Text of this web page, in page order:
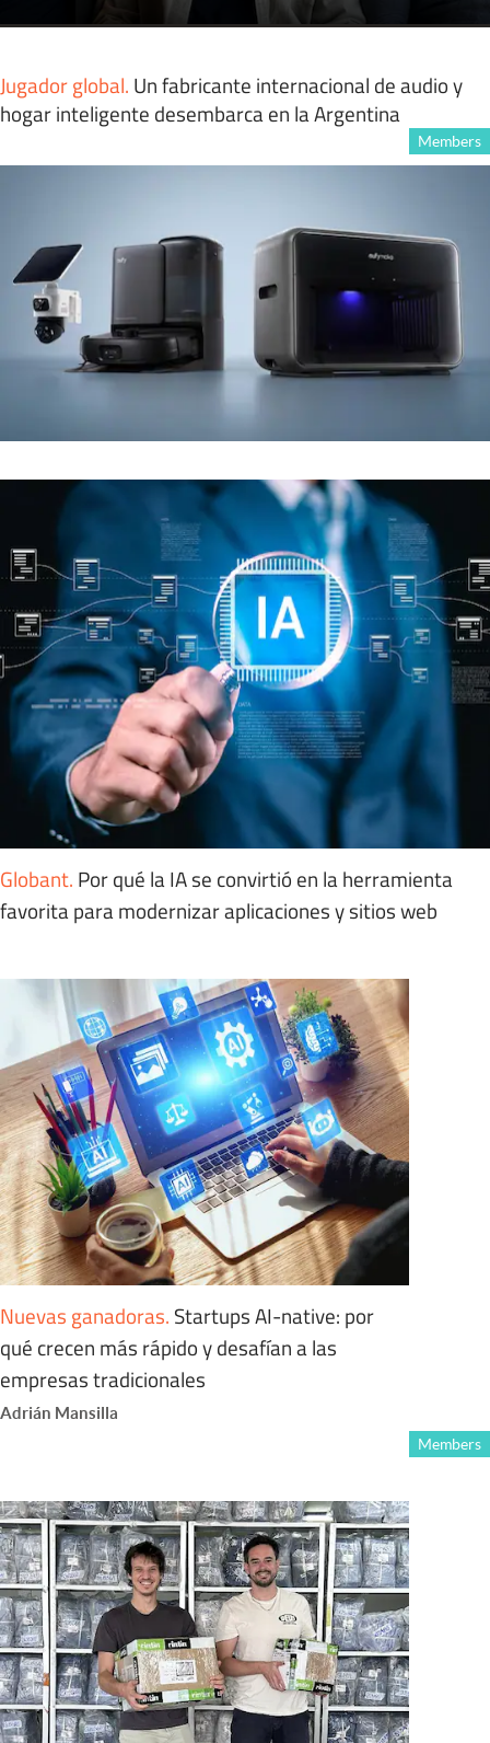
Jugador global. Un fabricante internacional de audio y
hogar inteligente desembarca en la Argentina
Members
Globant. Por qué la IA se convirtió en la herramienta
favorita para modernizar aplicaciones y sitios web
Nuevas ganadoras. Startups AI-native: por
qué crecen más rápido y desafían a las
empresas tradicionales
Adrián Mansilla
Members